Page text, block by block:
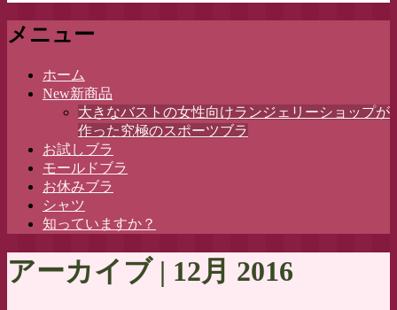
メニュー
ホーム
New新商品
大きなバストの女性向けランジェリーショップが
作った究極のスポーツブラ
お試しブラ
モールドブラ
お休みブラ
シャツ
知っていますか？
アーカイブ | 12月 2016